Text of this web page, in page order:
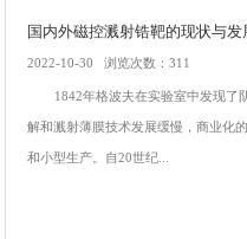
国内外磁控溅射锆靶的现状与发
2022-10-30 浏览次数：311
1842年格波夫在实验室中发现了
解和溅射薄膜技术发展缓慢，商业化
和小型生产。自20世纪...